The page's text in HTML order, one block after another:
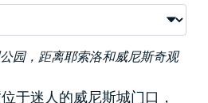
园，距离耶索洛和威尼斯奇观
于迷人的威尼斯城门口，